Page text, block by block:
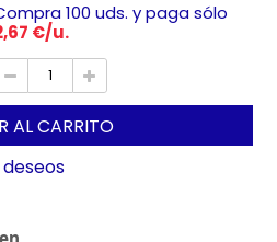
100 uds. y paga sólo
€/u.
AL CARRITO